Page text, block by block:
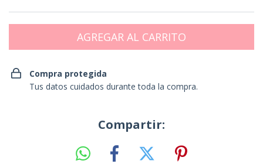
Compra protegida
Tus datos cuidados durante toda la compra.
Compartir: